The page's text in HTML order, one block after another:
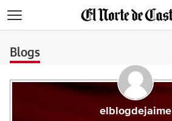
Blogs
elblogdejaime